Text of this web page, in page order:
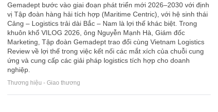
Gemadept bước vào giai đoạn phát triển mới 2026–2030 với định
vị Tập đoàn hàng hải tích hợp (Maritime Centric), với hệ sinh thái
Cảng – Logistics trải dài Bắc – Nam là lợi thế khác biệt. Trong
khuôn khổ VILOG 2026, ông Nguyễn Mạnh Hà, Giám đốc
Marketing, Tập đoàn Gemadept trao đổi cùng Vietnam Logistics
Review về lợi thế trong việc kết nối các mắt xích của chuỗi cung
ứng và cung cấp các giải pháp logistics tích hợp cho doanh
nghiệp.
Thương hiệu - Giao thương